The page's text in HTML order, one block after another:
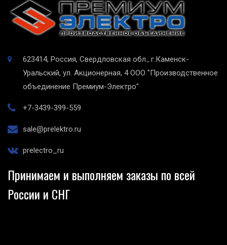
623414, Россия, Свердловская обл., г.Каменск-
Уральский, ул. Акционерная, 4 ООО "Производственное
объединение Премиум-Электро"
+7-3439-399-559
sale@prelektro.ru
prelectro_ru
Принимаем и выполняем заказы по всей
России и СНГ